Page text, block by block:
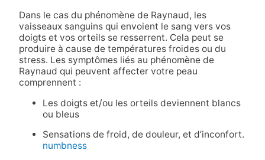
Dans le cas du phénomène de Raynaud, les
vaisseaux sanguins qui envoient le sang vers vos
doigts et vos orteils se resserrent. Cela peut se
produire à cause de températures froides ou du
stress. Les symptômes liés au phénomène de
Raynaud qui peuvent affecter votre peau
comprennent :
Les doigts et/ou les orteils deviennent blancs
ou bleus
Sensations de froid, de douleur, et d’inconfort.
numbness